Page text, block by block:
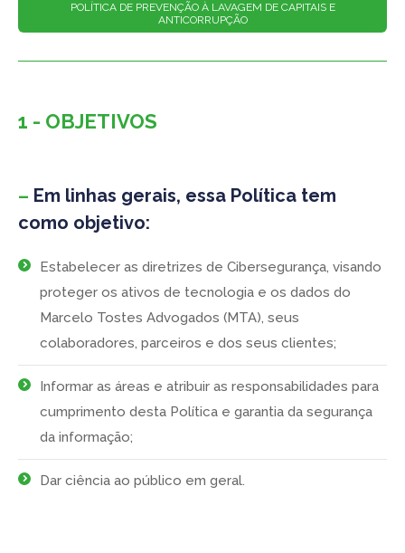
POLÍTICA DE PREVENÇÃO À LAVAGEM DE CAPITAIS E
ANTICORRUPÇÃO
1 - OBJETIVOS
– Em linhas gerais, essa Política tem
como objetivo:
Estabelecer as diretrizes de Cibersegurança, visando
proteger os ativos de tecnologia e os dados do
Marcelo Tostes Advogados (MTA), seus
colaboradores, parceiros e dos seus clientes;
Informar as áreas e atribuir as responsabilidades para
cumprimento desta Política e garantia da segurança
da informação;
Dar ciência ao público em geral.